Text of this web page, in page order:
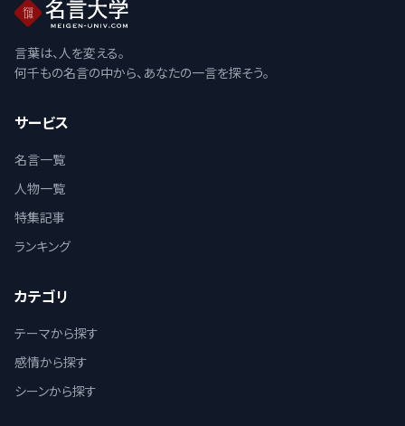
言葉は、人を変える。
何千もの名言の中から、あなたの一言を探そう。
サービス
名言一覧
人物一覧
特集記事
ランキング
カテゴリ
テーマから探す
感情から探す
シーンから探す